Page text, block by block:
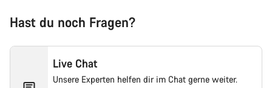
Hast du noch Fragen?
Live Chat
Unsere Experten helfen dir im Chat gerne weiter.